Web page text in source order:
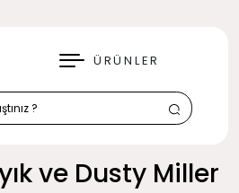
ÜRÜNLER
ve Dusty Miller